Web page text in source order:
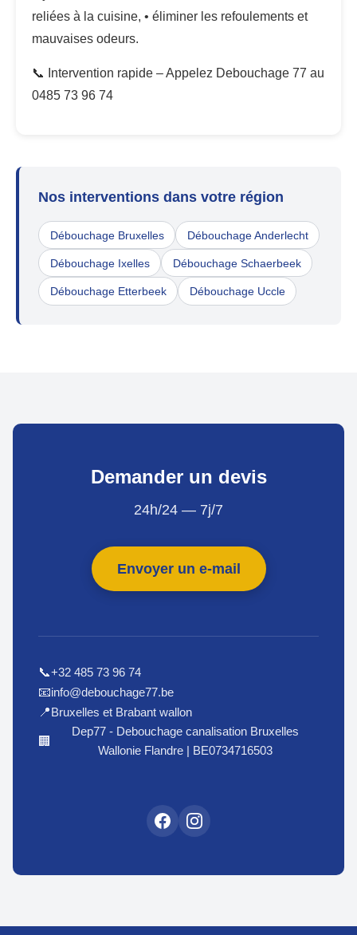
reliées à la cuisine, • éliminer les refoulements et
mauvaises odeurs.
📞 Intervention rapide – Appelez Debouchage 77 au
0485 73 96 74
Nos interventions dans votre région
Débouchage Bruxelles Débouchage Anderlecht
Débouchage Ixelles Débouchage Schaerbeek
Débouchage Etterbeek Débouchage Uccle
Demander un devis
24h/24 — 7j/7
Envoyer un e-mail
📞+32 485 73 96 74
📧info@debouchage77.be
📍Bruxelles et Brabant wallon
🏢
Dep77 - Debouchage canalisation Bruxelles
Wallonie Flandre | BE0734716503